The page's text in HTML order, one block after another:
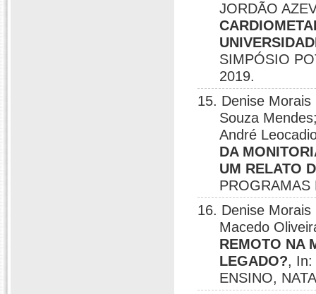
JORDÃO
SIMPÓSIO
2019.
15. Denise
Souza
André
DA
UM RELATO
PROGRAMAS
16. Denise
Macedo
REMOTO NA
LEGADO?, In:
ENSINO,